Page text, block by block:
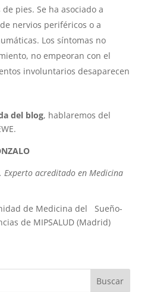
pies. Se ha asociado a
nervios periféricos o a
Los síntomas no
no empeoran con el
involuntarios desaparecen
del blog, hablaremos del
Experto acreditado en Medicina
de Medicina del Sueño-
de MIPSALUD (Madrid)